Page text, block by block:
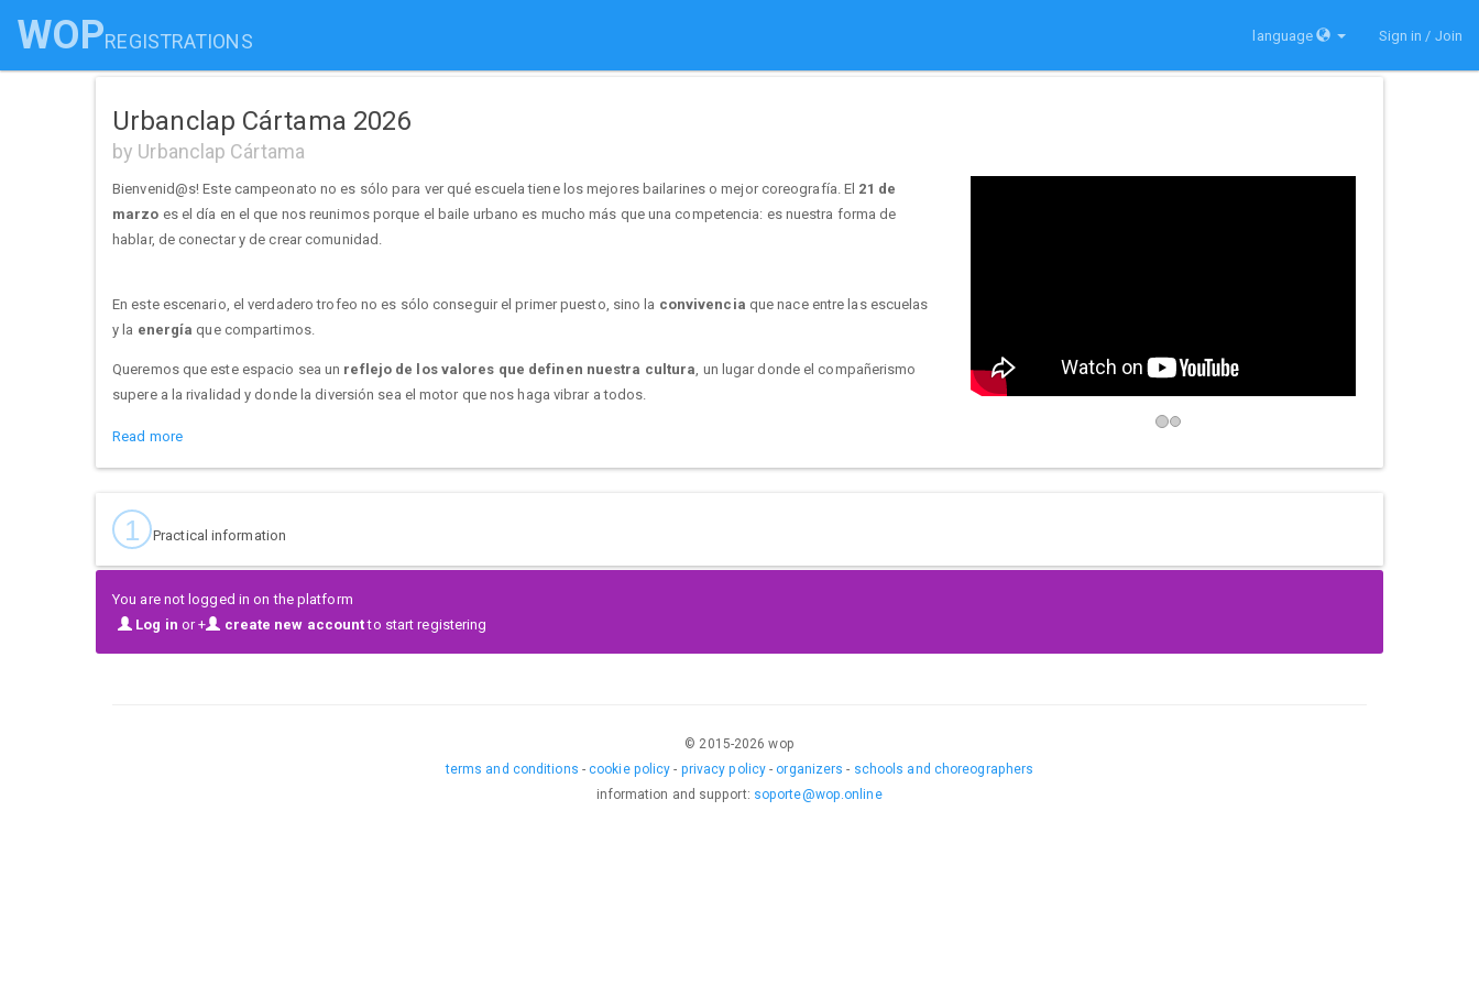
WOPREGISTRATIONS language Sign in / Join
Urbanclap Cártama 2026
by Urbanclap Cártama
Bienvenid@s! Este campeonato no es sólo para ver qué escuela tiene los mejores bailarines o mejor coreografía. El 21 de
marzo es el día en el que nos reunimos porque el baile urbano es mucho más que una competencia: es nuestra forma de
hablar, de conectar y de crear comunidad.
​En este escenario, el verdadero trofeo no es sólo conseguir el primer puesto, sino la convivencia que nace entre las escuelas
y la energía que compartimos.
Queremos que este espacio sea un reflejo de los valores que definen nuestra cultura, un lugar donde el compañerismo
supere a la rivalidad y donde la diversión sea el motor que nos haga vibrar a todos.
Read more
1 Practical information
You are not logged in on the platform
Log in or + create new accountto start registering
© 2015-2026 wop
terms and conditions -cookie policy - privacy policy - organizers - schools and choreographers
information and support: soporte@wop.online